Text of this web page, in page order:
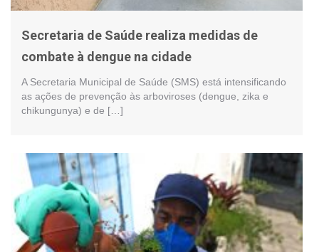
Secretaria de Saúde realiza medidas de
combate à dengue na cidade
A Secretaria Municipal de Saúde (SMS) está intensificando
as ações de prevenção às arboviroses (dengue, zika e
chikungunya) e de […]